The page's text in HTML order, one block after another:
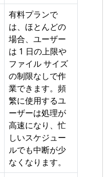
有料プランで
は、ほとんどの
場合、ユーザー
は 1 日の上限や
ファイル サイズ
の制限なしで作
業できます。頻
繁に使用するユ
ーザーは処理が
高速になり、忙
しいスケジュー
ルでも中断が少
なくなります。